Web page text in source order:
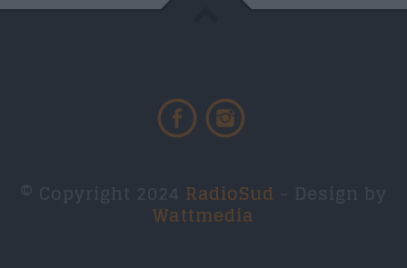
RadioSud
Wattmedia